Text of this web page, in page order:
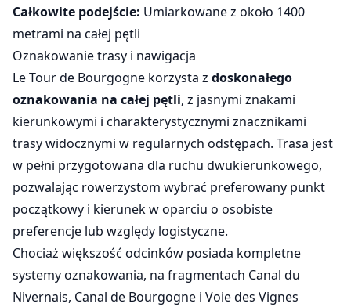
Całkowite podejście: Umiarkowane z około 1400
metrami na całej pętli
Oznakowanie trasy i nawigacja
Le Tour de Bourgogne korzysta z doskonałego
oznakowania na całej pętli, z jasnymi znakami
kierunkowymi i charakterystycznymi znacznikami
trasy widocznymi w regularnych odstępach. Trasa jest
w pełni przygotowana dla ruchu dwukierunkowego,
pozwalając rowerzystom wybrać preferowany punkt
początkowy i kierunek w oparciu o osobiste
preferencje lub względy logistyczne.
Chociaż większość odcinków posiada kompletne
systemy oznakowania, na fragmentach Canal du
Nivernais, Canal de Bourgogne i Voie des Vignes